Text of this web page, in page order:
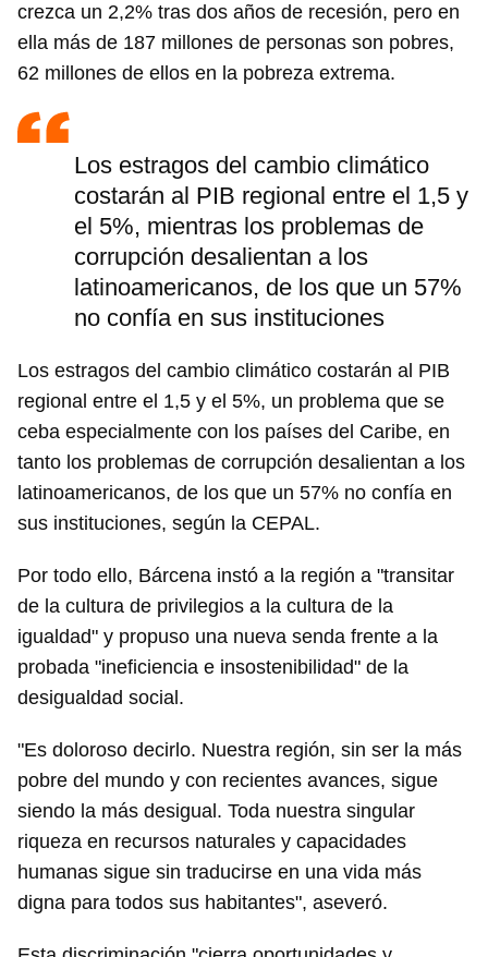
crezca un 2,2% tras dos años de recesión, pero en
ella más de 187 millones de personas son pobres,
62 millones de ellos en la pobreza extrema.
Los estragos del cambio climático
costarán al PIB regional entre el 1,5 y
el 5%, mientras los problemas de
corrupción desalientan a los
latinoamericanos, de los que un 57%
no confía en sus instituciones
Los estragos del cambio climático costarán al PIB
regional entre el 1,5 y el 5%, un problema que se
ceba especialmente con los países del Caribe, en
tanto los problemas de corrupción desalientan a los
latinoamericanos, de los que un 57% no confía en
sus instituciones, según la CEPAL.
Por todo ello, Bárcena instó a la región a "transitar
de la cultura de privilegios a la cultura de la
igualdad" y propuso una nueva senda frente a la
probada "ineficiencia e insostenibilidad" de la
desigualdad social.
"Es doloroso decirlo. Nuestra región, sin ser la más
pobre del mundo y con recientes avances, sigue
siendo la más desigual. Toda nuestra singular
riqueza en recursos naturales y capacidades
humanas sigue sin traducirse en una vida más
digna para todos sus habitantes", aseveró.